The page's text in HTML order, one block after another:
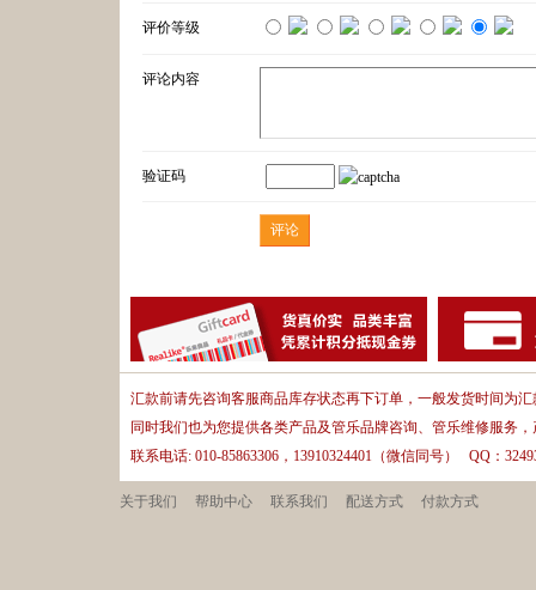
评价等级
评论内容
验证码
汇款前请先咨询客服商品库存状态再下订单，一般发货时间为汇
同时我们也为您提供各类产品及管乐品牌咨询、管乐维修服务
联系电话: 010-85863306，13910324401（微信同号） QQ：
关于我们 帮助中心 联系我们 配送方式 付款方式